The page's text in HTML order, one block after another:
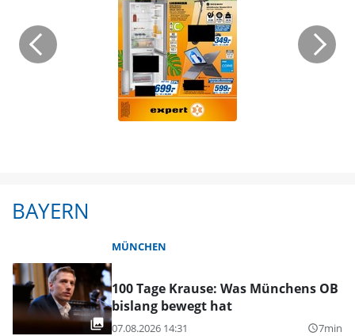
BAYERN
MÜNCHEN
100 Tage Krause: Was Münchens OB
bislang bewegt hat
07.08.2026 14:31 query_builder7min